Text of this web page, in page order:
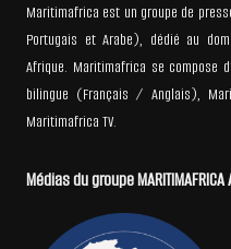
Maritimafrica est un groupe de
Portugais et Arabe), dédié au
Afrique. Maritimafrica se compose
bilingue (Français / Anglais),
Maritimafrica TV.
Médias du groupe MARITIMAFRICA